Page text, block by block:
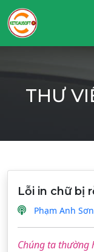
THƯ
Lỗi in chữ bị
Phạm Anh Sơn
Chúng ta thường